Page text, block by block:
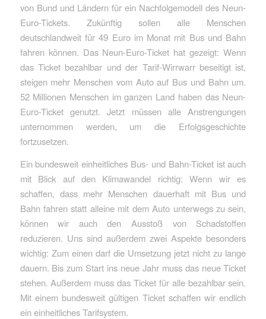
von Bund und Ländern für ein Nachfolgemodell des Neun-
Euro-Tickets. Zukünftig sollen alle Menschen
deutschlandweit für 49 Euro im Monat mit Bus und Bahn
fahren können. Das Neun-Euro-Ticket hat gezeigt: Wenn
das Ticket bezahlbar und der Tarif-Wirrwarr beseitigt ist,
steigen mehr Menschen vom Auto auf Bus und Bahn um.
52 Millionen Menschen im ganzen Land haben das Neun-
Euro-Ticket genutzt. Jetzt müssen alle Anstrengungen
unternommen werden, um die Erfolgsgeschichte
fortzusetzen.
Ein bundesweit einheitliches Bus- und Bahn-Ticket ist auch
mit Blick auf den Klimawandel richtig: Wenn wir es
schaffen, dass mehr Menschen dauerhaft mit Bus und
Bahn fahren statt alleine mit dem Auto unterwegs zu sein,
können wir auch den Ausstoß von Schadstoffen
reduzieren. Uns sind außerdem zwei Aspekte besonders
wichtig: Zum einen darf die Umsetzung jetzt nicht zu lange
dauern. Bis zum Start ins neue Jahr muss das neue Ticket
stehen. Außerdem muss das Ticket für alle bezahlbar sein.
Mit einem bundesweit gültigen Ticket schaffen wir endlich
ein einheitliches Tarifsystem.